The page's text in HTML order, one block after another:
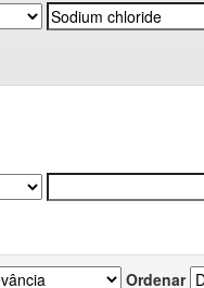
Ordenar